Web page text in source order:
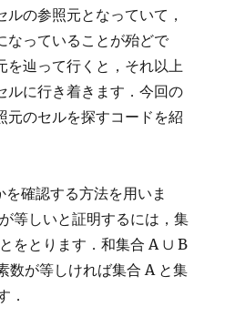
の参照元となっていて，
なっていることが殆どで
を辿って行くと，それ以上
ルに行き着きます．今回の
元のセルを探すコードを紹
確認する方法を用いま
等しいと証明するには，集
をとります．和集合 A ∪ B
数が等しければ集合 A と集
．